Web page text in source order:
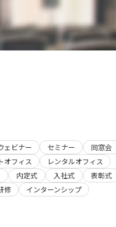
ェビナー セミナー
同窓会
オフィス
レンタルオフィス
内定式 入社式
表彰式
修
インターンシップ